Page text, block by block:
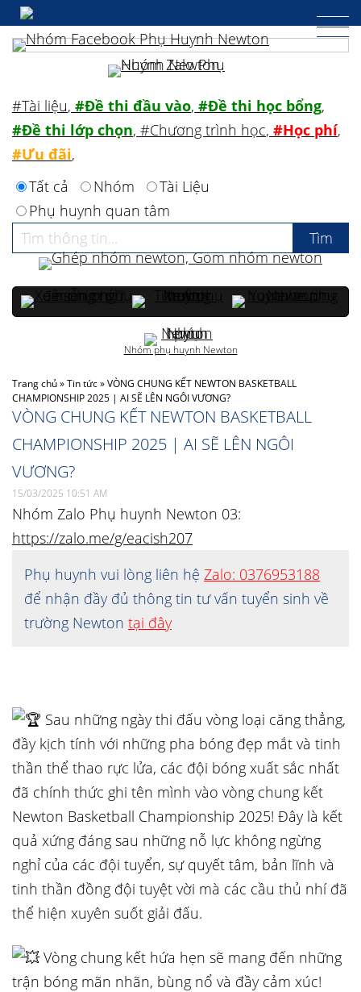
Trang chủ»Tin tức»VÒNG CHUNG KẾT NEWTON BASKETBALL
CHAMPIONSHIP 2025 | AI SẼ LÊN NGÔI VƯƠNG?
VÒNG CHUNG KẾT NEWTON BASKETBALL
CHAMPIONSHIP 2025 | AI SẼ LÊN NGÔI
VƯƠNG?
15/03/2025 10:51 AM
Nhóm Zalo Phụ huynh Newton 03:
https://zalo.me/g/eacish207
Phụ huynh vui lòng liên hệ Zalo: 0376953188
để nhận đầy đủ thông tin tư vấn tuyển sinh về
trường Newton tại đây
Sau những ngày thi đấu vòng loại căng thẳng,
đầy kịch tính với những pha bóng đẹp mắt và tinh
thần thể thao rực lửa, các đội bóng xuất sắc nhất
đã chính thức ghi tên mình vào vòng chung kết
Newton Basketball Championship 2025! Đây là kết
quả xứng đáng sau những nỗ lực không ngừng
nghỉ của các đội tuyển, sự quyết tâm, bản lĩnh và
tinh thần đồng đội tuyệt vời mà các cầu thủ nhí đã
thể hiện xuyên suốt giải đấu.
Vòng chung kết hứa hẹn sẽ mang đến những
trận bóng mãn nhãn, bùng nổ và đầy cảm xúc!
#Tài liệu, #Đề thi đầu vào, #Đề thi học bổng,
#Đề thi lớp chọn, #Chương trình học, #Học phí,
#Ưu đãi,
Tất cả
Nhóm
Tài Liệu
Phụ huynh quan tâm
Nhóm phụ huynh Newton